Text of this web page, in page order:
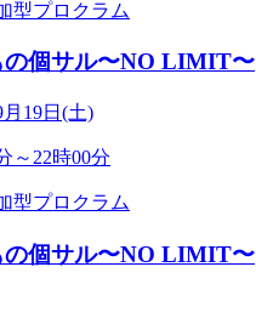
型プロクラム
の個サル〜NO LIMIT〜
月19日(土)
～22時00分
型プロクラム
の個サル〜NO LIMIT〜